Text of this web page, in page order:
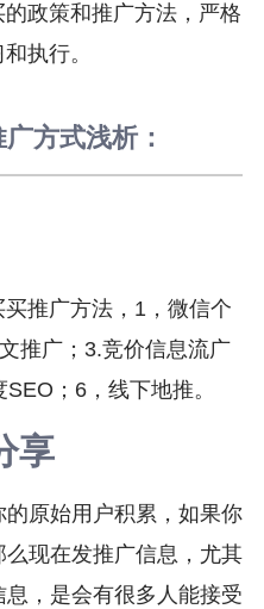
政策和推广方法，严格
执行。
方式浅析：
推广方法，1，微信个
推广；3.竞价信息流广
；6，线下地推。
享
原始用户积累，如果你
现在发推广信息，尤其
，是会有很多人能接受